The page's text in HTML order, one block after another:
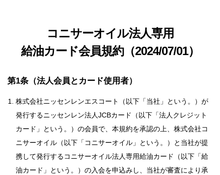
コニサーオイル法人専用
給油カード会員規約（2024/07/01）
第1条（法人会員とカード使用者）
株式会社ニッセンレンエスコート（以下「当社」という。）が
発行するニッセンレン法人JCBカード（以下「法人クレジット
カード」という。）の会員で、本規約を承認の上、株式会社コ
ニサーオイル（以下「コニサーオイル」という。）と当社が提
携して発行するコニサーオイル法人専用給油カード（以下「給
油カード」という。）の入会を申込みし、当社が審査により承